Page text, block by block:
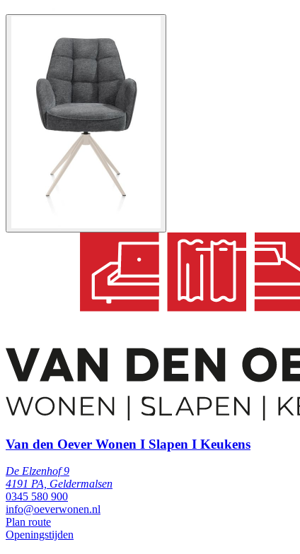
Van den Oever Wonen I Slapen I Keukens
De Elzenhof 9
4191 PA, Geldermalsen
0345 580 900
info@oeverwonen.nl
Plan route
Openingstijden